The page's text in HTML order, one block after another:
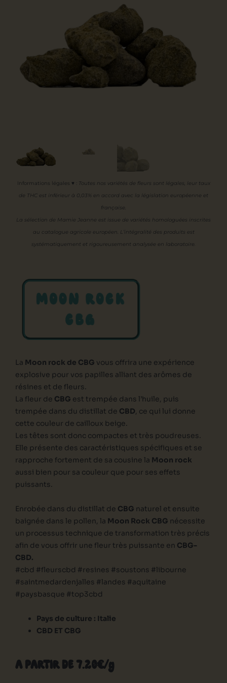
Informations légales ♥ Toutes nos variétés de fleurs sont légales, leur taux
de THC est inférieur à 0,03% en accord avec la législation européenne et
française.
La sélection de Mamie Jeanne est issue de variétés homologuées inscrites
au catalogue agricole européen. L’intégralité des produits est
systématiquement et rigoureusement analysée en laboratoire.
MOON ROCK
CBG
La Moon rock de CBG vous offrira une expérience
explosive pour vos papilles alliant des arômes de
résines et de fleurs.
La fleur de CBG est trempée dans l’huile, puis
trempée dans du distillat de CBD, ce qui lui donne
cette couleur de cailloux beige.
Les têtes sont donc compactes et très poudreuses.
Elle présente des caractéristiques spécifiques et se
rapproche fortement de sa cousine la Moon rock
aussi bien pour sa couleur que pour ses effets
puissants.
Enrobée dans du distillat de CBG naturel et ensuite
baignée dans le pollen, la Moon Rock CBG nécessite
un processus technique de transformation très précis
afin de vous offrir une fleur très puissante en CBG-
CBD.
#cbd #fleurscbd #resines #soustons #libourne
#saintmedardenjalles #landes #aquitaine
#paysbasque #top3cbd
Pays de culture : Italie
CBD ET CBG
A PARTIR DE 7.20€/g